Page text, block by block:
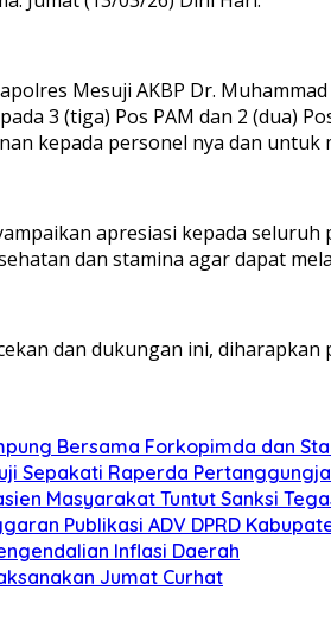
Mesuji AKBP Dr.
3 (tiga) Pos PAM dan 2 (dua)
kepada personel nya dan untuk
apresiasi kepada
dan stamina agar dapat
dan dukungan ini,
Bersama Forkopimda dan
Sepakati Raperda
Masyarakat Tuntut Sanksi
Publikasi ADV DPRD
Inflasi Daerah
Jumat Curhat